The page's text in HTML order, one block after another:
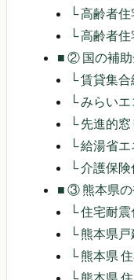
└高齢者
└高齢者
■ ② 国の補助
└賃貸集
└みらい
└先進的
└給湯省
└介護保
■ ③ 熊本県の
└住宅耐震
└熊本県戸
└熊本県